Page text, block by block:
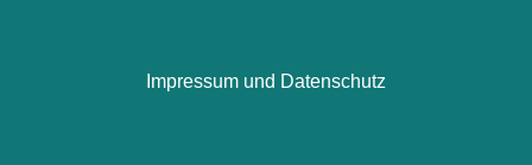
Impressum und Datenschutz